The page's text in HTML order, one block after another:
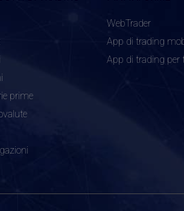
prime
WebTrader
App di trading
App di trading per